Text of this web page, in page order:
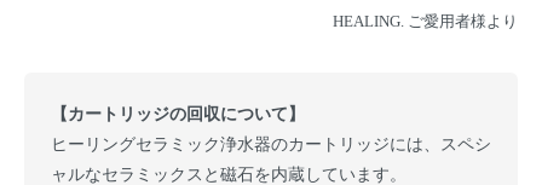
HEALING. ご愛用者様より
【カートリッジの回収について】
ヒーリングセラミック浄水器のカートリッジには、スペシ
ャルなセラミックスと磁石を内蔵しています。